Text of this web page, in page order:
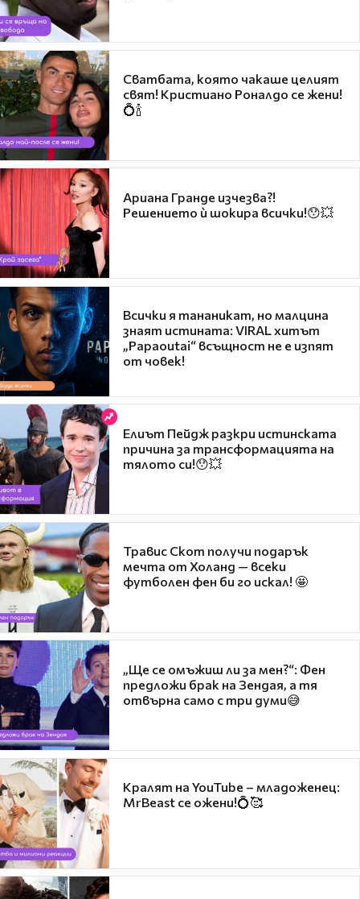
Сватбата, която чакаше целият
свят! Кристиано Роналдо се жени!
💍🍾
Ариана Гранде изчезва?!
Решението ѝ шокира всички!😯💥
Всички я тананикат, но малцина
знаят истината: VIRAL хитът
„Papaoutai“ всъщност не е изпят
от човек!
Елиът Пейдж разкри истинската
причина за трансформацията на
тялото си!😯💥
Травис Скот получи подарък
мечта от Холанд — всеки
футболен фен би го искал! 🤩
„Ще се омъжиш ли за мен?“: Фен
предложи брак на Зендая, а тя
отвърна само с три думи😅
Кралят на YouTube – младоженец:
MrBeast се ожени!💍🥰